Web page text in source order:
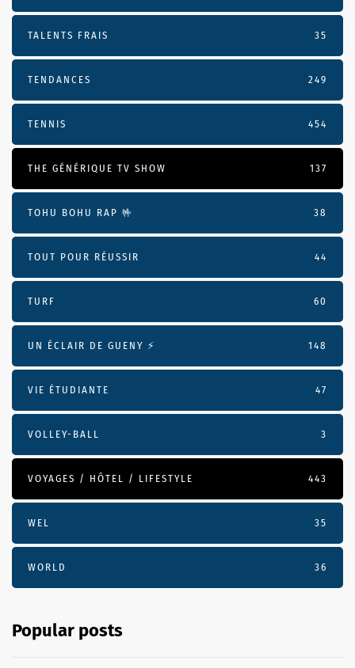
TALENTS FRAIS 35
TENDANCES 249
TENNIS 454
THE GÉNÉRIQUE TV SHOW 137
TOHU BOHU RAP 🤟 38
TOUT POUR RÉUSSIR 44
TURF 60
UN ÉCLAIR DE GUENY ⚡️ 148
VIE ÉTUDIANTE 47
VOLLEY-BALL 3
VOYAGES / HÔTEL / LIFESTYLE 443
WEL 35
WORLD 36
Popular posts